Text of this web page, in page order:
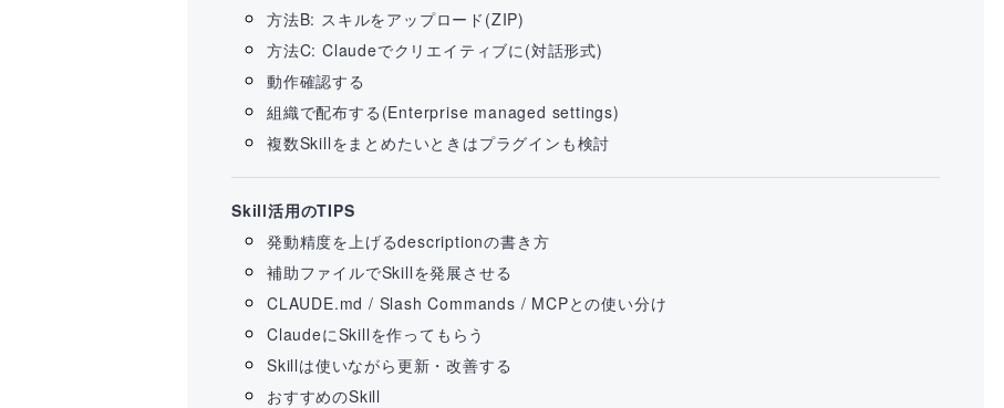
方法B: スキルをアップロード(ZIP)
方法C: Claudeでクリエイティブに(対話形式)
動作確認する
組織で配布する(Enterprise managed settings)
複数Skillをまとめたいときはプラグインも検討
Skill活用のTIPS
発動精度を上げるdescriptionの書き方
補助ファイルでSkillを発展させる
CLAUDE.md / Slash Commands / MCPとの使い分け
ClaudeにSkillを作ってもらう
Skillは使いながら更新・改善する
おすすめのSkill